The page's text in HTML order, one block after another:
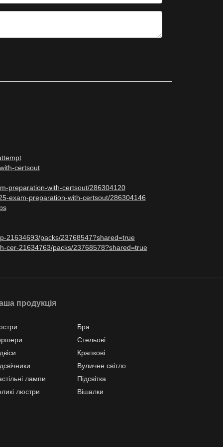
certsout
preparation-with-certsout/286304120
exam-preparation-with-certsout/286304146
21634693/packs/23768547?shared=true
cer-21634763/packs/23768578?shared=true
продукція
Бра
Стельові
Крапкові
Вуличне світло
лампи
Підсвітка
люстри
Вішалки